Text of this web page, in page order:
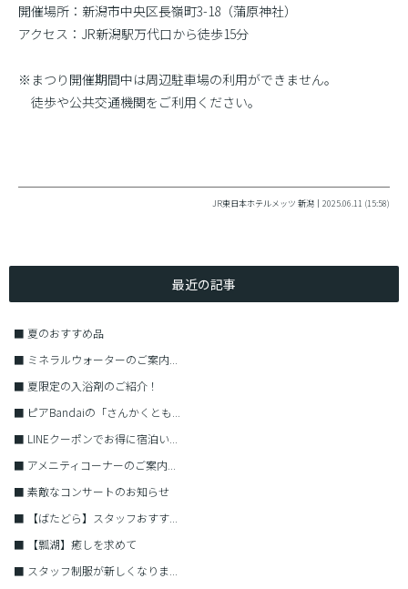
開催場所：新潟市中央区長嶺町3-18（蒲原神社）
アクセス：JR新潟駅万代口から徒歩15分
※まつり開催期間中は周辺駐車場の利用ができません。
徒歩や公共交通機関をご利用ください。
JR東日本ホテルメッツ 新潟｜2025.06.11 (15:58)
最近の記事
■ 夏のおすすめ品
■ ミネラルウォーターのご案内...
■ 夏限定の入浴剤のご紹介！
■ ピアBandaiの「さんかくとも...
■ LINEクーポンでお得に宿泊い...
■ アメニティコーナーのご案内...
■ 素敵なコンサートのお知らせ
■
【ばたどら】スタッフおすす...
■
【瓢湖】癒しを求めて
■ スタッフ制服が新しくなりま...